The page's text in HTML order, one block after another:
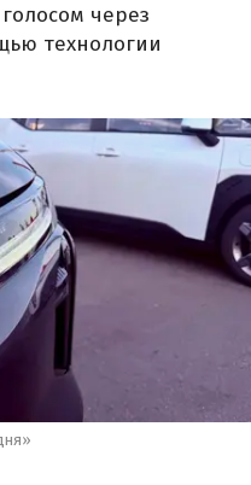
через
технологии